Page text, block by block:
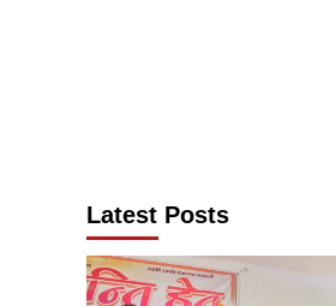
Latest Posts